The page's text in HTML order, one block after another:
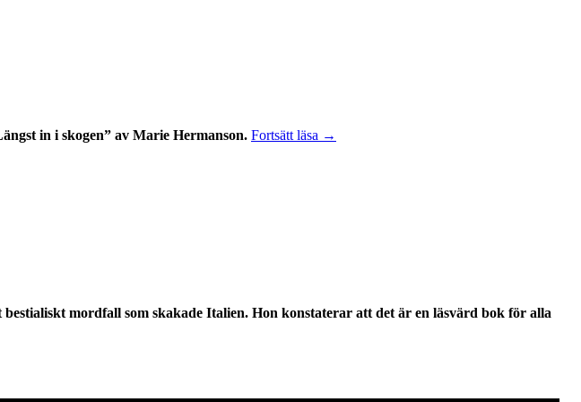
in i skogen” av Marie Hermanson. Fortsätt läsa Spännande
→
mordfall som skakade Italien. Hon konstaterar att det är en läsvärd bok för alla